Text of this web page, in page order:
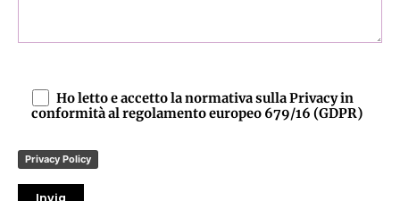
Ho letto e accetto la normativa sulla Privacy in
conformità al regolamento europeo 679/16 (GDPR)
Privacy Policy